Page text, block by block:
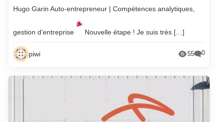
Hugo Garin Auto-entrepreneur | Compétences analytiques,
gestion d’entreprise Nouvelle étape ! Je suis très […]
piwi 55 0